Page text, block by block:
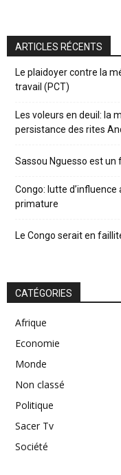
ARTICLES RÉCENTS
Le plaidoyer contre la
travail (PCT)
Les voleurs en deuil: la
persistance des rites
Sassou Nguesso est
Congo: lutte
primature
Le Congo serait en
CATÉGORIES
Afrique
Economie
Monde
Non classé
Politique
Sacer Tv
Société